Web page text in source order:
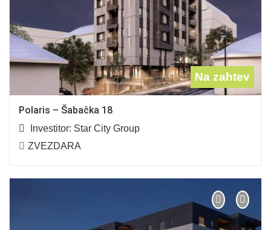
Na zahtev
Polaris – Šabačka 18
Investitor: Star City Group
ZVEZDARA